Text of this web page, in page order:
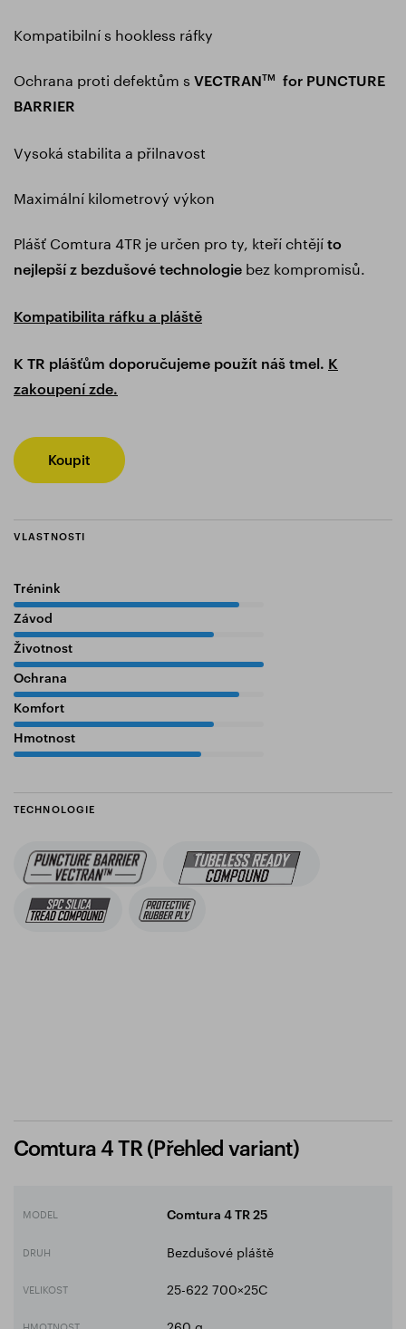
Kompatibilní s hookless ráfky
Ochrana proti defektům s VECTRANTM
for PUNCTURE
BARRIER
Vysoká stabilita a přilnavost
Maximální kilometrový výkon
Plášť Comtura 4TR je určen pro ty, kteří chtějí to
nejlepší z bezdušové technologie bez kompromisů.
Kompatibilita ráfku a pláště
K TR plášťům doporučujeme použít náš tmel. K
zakoupení zde.
Koupit
VLASTNOSTI
Trénink
Závod
Životnost
Ochrana
Komfort
Hmotnost
TECHNOLOGIE
Comtura 4 TR (Přehled variant)
MODEL Comtura 4 TR 25
DRUH Bezdušové pláště
VELIKOST 25-622 700×25C
HMOTNOST